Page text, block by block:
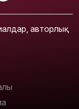
авторлық